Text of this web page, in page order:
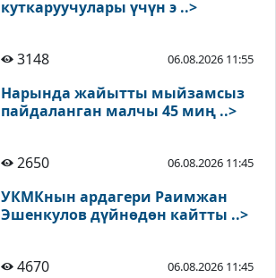
куткаруучулары үчүн э ..>
3148 06.08.2026 11:55
Нарында жайытты мыйзамсыз
пайдаланган малчы 45 миң ..>
2650 06.08.2026 11:45
УКМКнын ардагери Раимжан
Эшенкулов дүйнөдөн кайтты ..>
4670 06.08.2026 11:45